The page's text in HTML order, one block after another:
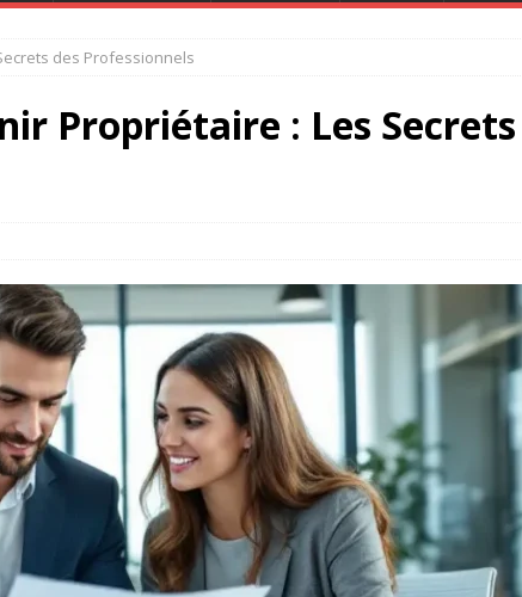
des Professionnels
Propriétaire : Les Secrets